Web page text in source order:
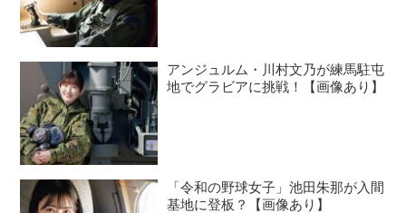
アンジュルム・川村文乃が練馬駐屯
地でグラビアに挑戦！【画像あり】
「令和の野球女子」池田朱那が入間
基地に登板？【画像あり】